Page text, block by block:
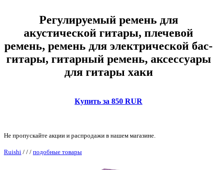
Регулируемый ремень для
акустической гитары, плечевой
ремень, ремень для электрической бас-
гитары, гитарный ремень, аксессуары
для гитары хаки
Купить за 850 RUR
Не пропускайте акции и распродажи в нашем магазине.
Ruishi / / / подобные товары